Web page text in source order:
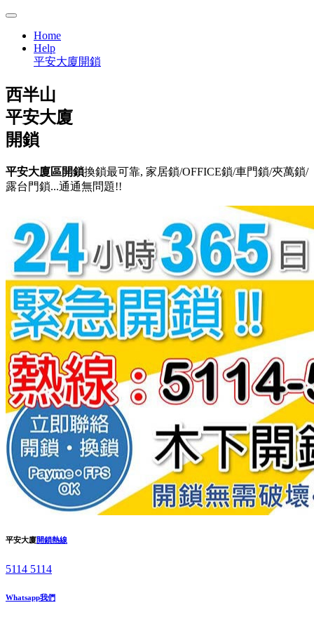
Home
Help
平安大廈開鎖
西半山
平安大廈
開鎖
平安大廈區開鎖換鎖最可靠, 家居鎖/OFFICE鎖/車門鎖/夾萬鎖/
露台門鎖...通通無問題!!
平安大廈開鎖熱線
5114 5114
Whatsapp我們